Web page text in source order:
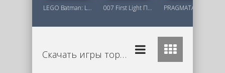
LEGO Batman: Legacy of the Dark Knight 007 First Light Последняя Версия
Скачать игры торрент бесплатно